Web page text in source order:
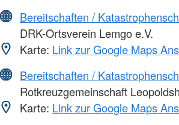
Bereitschaften /
DRK-Ortsverein Lemgo e.V.
Karte: Link zur Google Maps
Bereitschaften /
Rotkreuzgemeinschaft
Karte: Link zur Google Maps